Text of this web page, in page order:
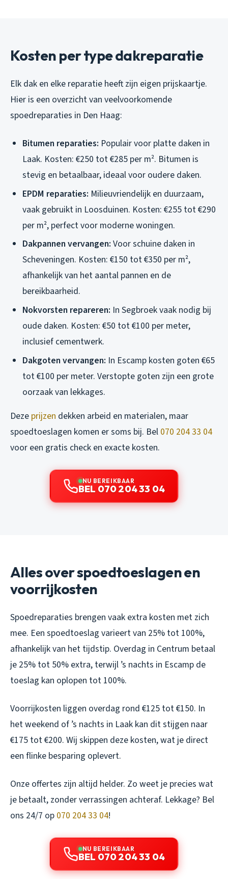
Kosten per type dakreparatie
Elk dak en elke reparatie heeft zijn eigen prijskaartje.
Hier is een overzicht van veelvoorkomende
spoedreparaties in Den Haag:
Bitumen reparaties: Populair voor platte daken in
Laak. Kosten: €250 tot €285 per m². Bitumen is
stevig en betaalbaar, ideaal voor oudere daken.
EPDM reparaties: Milieuvriendelijk en duurzaam,
vaak gebruikt in Loosduinen. Kosten: €255 tot €290
per m², perfect voor moderne woningen.
Dakpannen vervangen: Voor schuine daken in
Scheveningen. Kosten: €150 tot €350 per m²,
afhankelijk van het aantal pannen en de
bereikbaarheid.
Nokvorsten repareren: In Segbroek vaak nodig bij
oude daken. Kosten: €50 tot €100 per meter,
inclusief cementwerk.
Dakgoten vervangen: In Escamp kosten goten €65
tot €100 per meter. Verstopte goten zijn een grote
oorzaak van lekkages.
Deze prijzen dekken arbeid en materialen, maar
spoedtoeslagen komen er soms bij. Bel 070 204 33 04
voor een gratis check en exacte kosten.
NU BEREIKBAAR
BEL 070 204 33 04
Alles over spoedtoeslagen en
voorrijkosten
Spoedreparaties brengen vaak extra kosten met zich
mee. Een spoedtoeslag varieert van 25% tot 100%,
afhankelijk van het tijdstip. Overdag in Centrum betaal
je 25% tot 50% extra, terwijl ’s nachts in Escamp de
toeslag kan oplopen tot 100%.
Voorrijkosten liggen overdag rond €125 tot €150. In
het weekend of ’s nachts in Laak kan dit stijgen naar
€175 tot €200. Wij skippen deze kosten, wat je direct
een flinke besparing oplevert.
Onze offertes zijn altijd helder. Zo weet je precies wat
je betaalt, zonder verrassingen achteraf. Lekkage? Bel
ons 24/7 op 070 204 33 04!
NU BEREIKBAAR
BEL 070 204 33 04